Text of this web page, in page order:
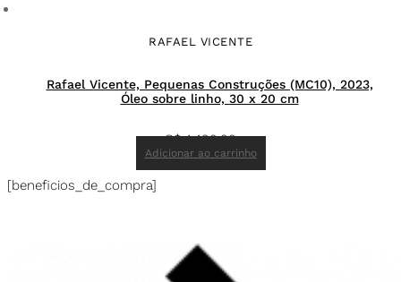
RAFAEL VICENTE
Rafael Vicente, Pequenas Construções (MC10), 2023,
Óleo sobre linho, 30 x 20 cm
R$4.400,00
Adicionar ao carrinho
[beneficios_de_compra]